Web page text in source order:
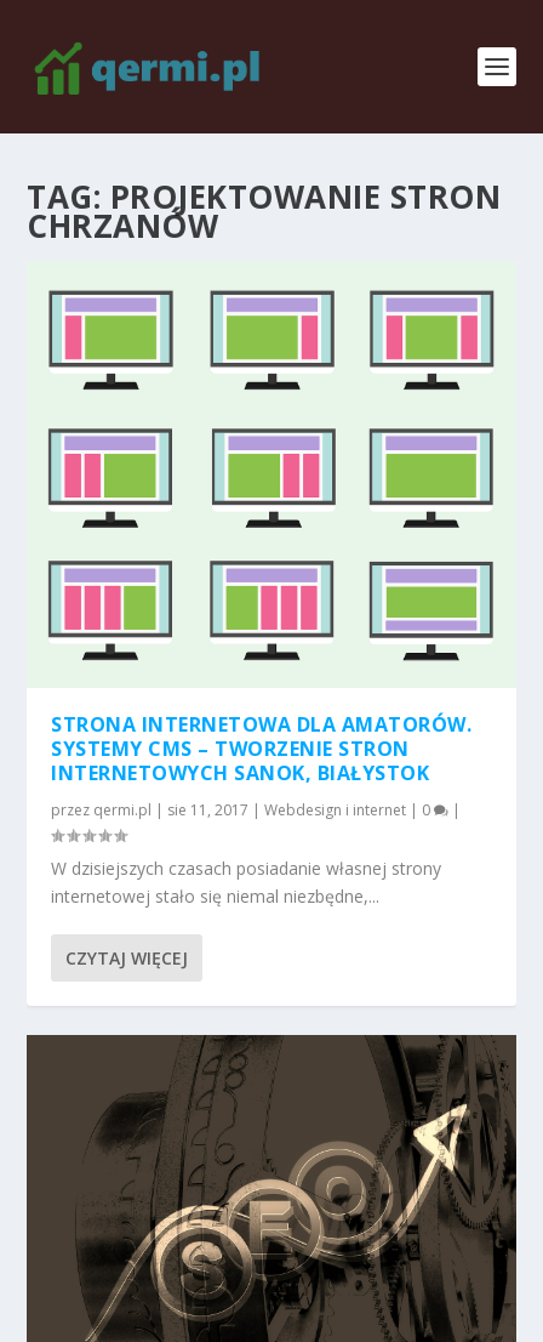
TAG: PROJEKTOWANIE STRON
CHRZANÓW
STRONA INTERNETOWA DLA AMATORÓW.
SYSTEMY CMS – TWORZENIE STRON
INTERNETOWYCH SANOK, BIAŁYSTOK
przez qermi.pl | sie 11, 2017 |Webdesign i internet | 0 |
W dzisiejszych czasach posiadanie własnej strony
internetowej stało się niemal niezbędne,...
CZYTAJ WIĘCEJ